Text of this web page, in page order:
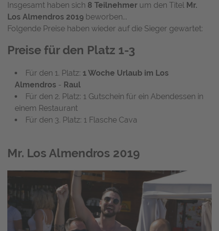
Insgesamt haben sich 8 Teilnehmer um den Titel Mr.
Los Almendros 2019 beworben...
Folgende Preise haben wieder auf die Sieger gewartet:
Preise für den Platz 1-3
Für den 1. Platz: 1 Woche Urlaub im Los
Almendros - Raul
Für den 2. Platz: 1 Gutschein für ein Abendessen in
einem Restaurant
Für den 3. Platz: 1 Flasche Cava
Mr. Los Almendros 2019